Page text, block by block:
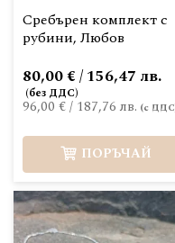
Сребърен комплект с
рубини, Любов
96,00 €/ 187,76 лв.
80,00 € / 156,47 лв.
ПОРЪЧАЙ